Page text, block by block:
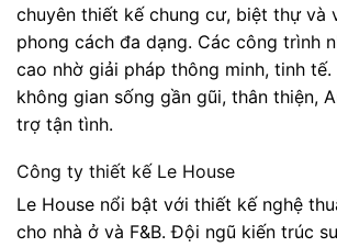
chuyên thiết kế chung cư, biệt thự và
phong cách đa dạng. Các công trình
cao nhờ giải pháp thông minh, tinh tế.
không gian sống gần gũi, thân thiện,
trợ tận tình.
Công ty thiết kế Le House
Le House nổi bật với thiết kế nghệ
cho nhà ở và F&B. Đội ngũ kiến trúc